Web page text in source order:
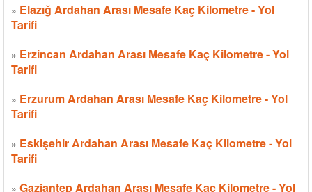
» Elazığ Ardahan Arası Mesafe Kaç Kilometre - Yol
Tarifi
» Erzincan Ardahan Arası Mesafe Kaç Kilometre - Yol
Tarifi
» Erzurum Ardahan Arası Mesafe Kaç Kilometre - Yol
Tarifi
» Eskişehir Ardahan Arası Mesafe Kaç Kilometre - Yol
Tarifi
» Gaziantep Ardahan Arası Mesafe Kaç Kilometre - Yol